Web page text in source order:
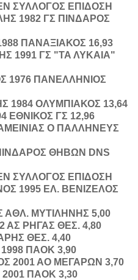
ΣΥΛΛΟΓΟΣ ΕΠΙΔΟΣΗ
1982 ΓΣ ΠΙΝΔΑΡΟΣ
ΠΑΝΑΞΙΑΚΟΣ 16,93
1991 ΓΣ "ΤΑ ΛΥΚΑΙΑ"
1976 ΠΑΝΕΛΛΗΝΙΟΣ
1984 ΟΛΥΜΠΙΑΚΟΣ 13,64
ΕΘΝΙΚΟΣ ΓΣ 12,96
Ο ΠΑΛΛΗΝΕΥΣ
ΘΗΒΩΝ DNS
ΣΥΛΛΟΓΟΣ ΕΠΙΔΟΣΗ
1995 ΕΛ. ΒΕΝΙΖΕΛΟΣ
ΑΘΛ. ΜΥΤΙΛΗΝΗΣ 5,00
ΑΣ ΡΗΓΑΣ ΘΕΣ. 4,80
ΘΕΣ. 4,40
1998 ΠΑΟΚ 3,90
2001 ΑΟ ΜΕΓΑΡΩΝ 3,70
2001 ΠΑΟΚ 3,30